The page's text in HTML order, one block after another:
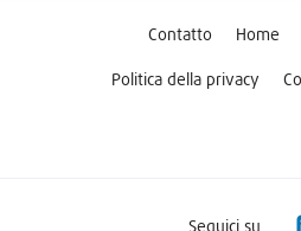
Contatto Home
Politica della privacy
Seguici su